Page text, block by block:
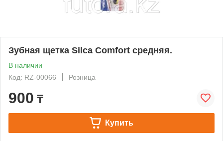
Зубная щетка Silca Comfort средняя.
В наличии
Код: RZ-00066
Розница
900 ₸
Купить